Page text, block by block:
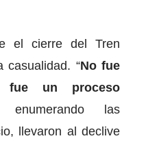
el cierre del Tren
casualidad. “No fue
fue un proceso
las
llevaron al declive